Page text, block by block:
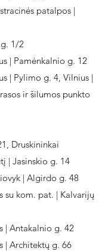
patalpos |
1/2
| Pamėnkalnio g. 12
| Pylimo g. 4, Vilnius |
ir šilumos punkto
Druskininkai
| Jasinskio g. 14
| Algirdo g. 48
su kom. pat. | Kalvarijų
| Antakalnio g. 42
| Architektų g. 66